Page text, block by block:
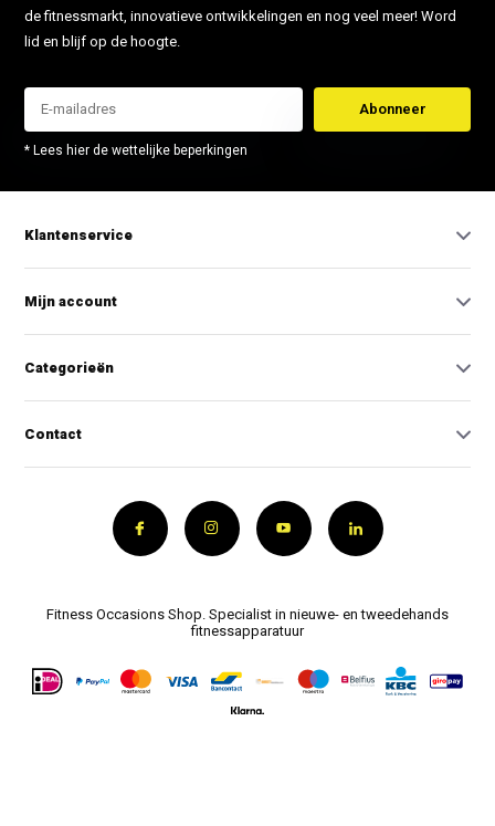
de fitnessmarkt, innovatieve ontwikkelingen en nog veel meer! Word
lid en blijf op de hoogte.
Abonneer
* Lees hier de wettelijke beperkingen
Klantenservice
Mijn account
Categorieën
Contact
Fitness Occasions Shop. Specialist in nieuwe- en tweedehands
fitnessapparatuur